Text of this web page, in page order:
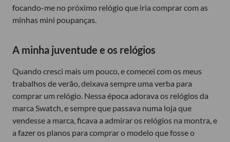
focando-me no próximo relógio que iria comprar com as
minhas mini poupanças.
A minha juventude e os relógios
Quando cresci mais um pouco, e comecei com os meus
trabalhos de verão, deixava sempre uma verba para
comprar um relógio. Nessa época adorava os relógios da
marca Swatch, e sempre que passava numa loja que
vendesse a marca, ficava a admirar os relógios na montra, e
a fazer os planos para comprar o modelo que fosse o